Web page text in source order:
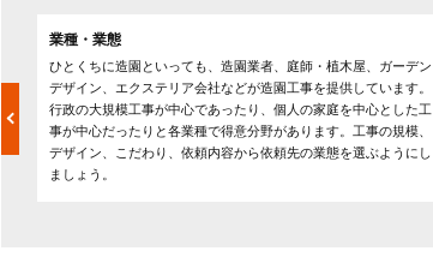
業種・業態
ひとくちに造園といっても、造園業者、庭師・植木屋、ガーデン
デザイン、エクステリア会社などが造園工事を提供しています。
行政の大規模工事が中心であったり、個人の家庭を中心とした工
事が中心だったりと各業種で得意分野があります。工事の規模、
デザイン、こだわり、依頼内容から依頼先の業態を選ぶようにし
ましょう。